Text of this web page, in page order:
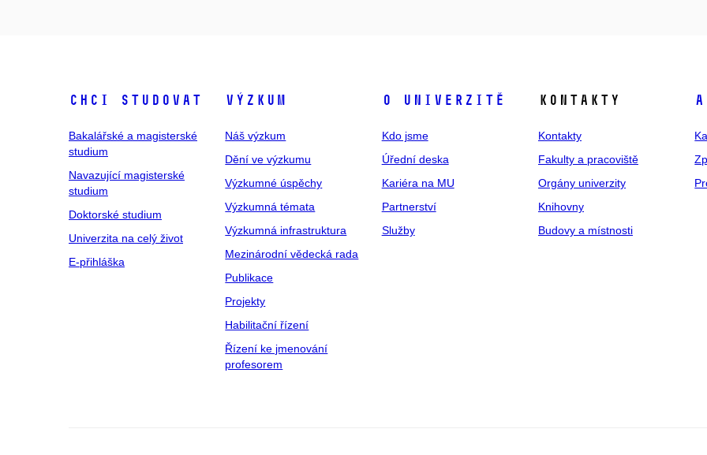
Chci studovat
Bakalářské a magisterské
studium
Navazující magisterské
studium
Doktorské studium
Univerzita na celý život
E-přihláška
Výzkum
Náš výzkum
Dění ve výzkumu
Výzkumné úspěchy
Výzkumná témata
Výzkumná infrastruktura
Mezinárodní vědecká rada
Publikace
Projekty
Habilitační řízení
Řízení ke jmenování
profesorem
O univerzitě
Kdo jsme
Úřední deska
Kariéra na MU
Partnerství
Služby
Kontakty
Kontakty
Fakulty a pracoviště
Orgány univerzity
Knihovny
Budovy a místnosti